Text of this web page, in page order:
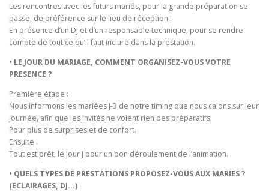
Les rencontres avec les futurs mariés, pour la grande préparation se
passe, de préférence sur le lieu de réception !
En présence d’un DJ et d’un responsable technique, pour se rendre
compte de tout ce qu’il faut inclure dans la prestation.
• LE JOUR DU MARIAGE, COMMENT ORGANISEZ-VOUS VOTRE
PRESENCE ?
Première étape :
Nous informons les mariées J-3 de notre timing que nous calons sur leur
journée, afin que les invités ne voient rien des préparatifs.
Pour plus de surprises et de confort.
Ensuite :
Tout est prêt, le jour J pour un bon déroulement de l’animation.
• QUELS TYPES DE PRESTATIONS PROPOSEZ-VOUS AUX MARIES ?
(ECLAIRAGES, DJ…)